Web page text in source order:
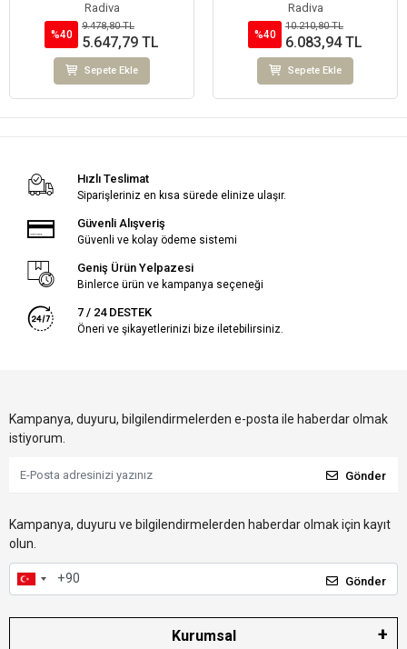
Radiva
%40
9.478,80 TL
5.647,79 TL
Sepete Ekle
Radiva
%40
10.210,80 TL
6.083,94 TL
Sepete Ekle
Hızlı Teslimat
Siparişleriniz en kısa sürede elinize ulaşır.
Güvenli Alışveriş
Güvenli ve kolay ödeme sistemi
Geniş Ürün Yelpazesi
Binlerce ürün ve kampanya seçeneği
7 / 24 DESTEK
Öneri ve şikayetlerinizi bize iletebilirsiniz.
Kampanya, duyuru, bilgilendirmelerden e-posta ile haberdar olmak
istiyorum.
Gönder
Kampanya, duyuru ve bilgilendirmelerden haberdar olmak için kayıt
olun.
Gönder
Kurumsal